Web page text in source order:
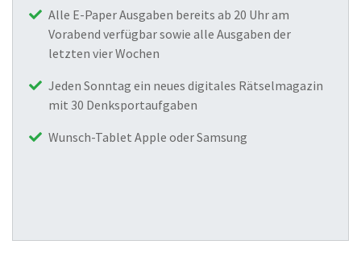
Alle E-Paper Ausgaben bereits ab 20 Uhr am
Vorabend verfügbar sowie alle Ausgaben der
letzten vier Wochen
Jeden Sonntag ein neues digitales Rätselmagazin
mit 30 Denksportaufgaben
Wunsch-Tablet Apple oder Samsung